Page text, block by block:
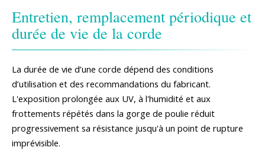
Entretien, remplacement périodique et
durée de vie de la corde
La durée de vie d’une corde dépend des conditions
d’utilisation et des recommandations du fabricant.
L'exposition prolongée aux UV, à l'humidité et aux
frottements répétés dans la gorge de poulie réduit
progressivement sa résistance jusqu'à un point de rupture
imprévisible.